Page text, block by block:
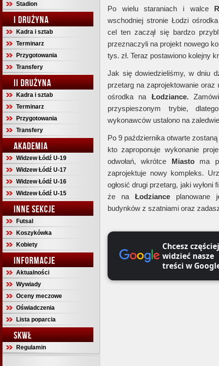
Stadion
I DRUŻYNA
Kadra i sztab
Terminarz
Przygotowania
Transfery
II DRUŻYNA
Kadra i sztab
Terminarz
Przygotowania
Transfery
AKADEMIA
Widzew Łódź U-19
Widzew Łódź U-17
Widzew Łódź U-16
Widzew Łódź U-15
INNE SEKCJE
Futsal
Koszykówka
Kobiety
INFORMACJE
Aktualności
Wywiady
Oceny meczowe
Oświadczenia
Lista poparcia
SKWŁ
Regulamin
Po wielu staraniach i walce
wschodniej stronie Łodzi
cel ten zaczął się bardzo
przeznaczyli na projekt nowego
tys. zł. Teraz postawiono kolejny
Jak się dowiedzieliśmy, w dniu
przetarg na zaprojektowanie
ośrodka na Łodziance.
przyspieszonym trybie,
wykonawców ustalono na
Po 9 października otwarte
kto zaproponuje wykonanie
odwołań, wkrótce Miastoma
zaprojektuje nowy kompleks.
ogłosić drugi przetarg, jaki
że na Łodziance planowane
budynków z szatniami oraz
Chcesz częściej
widzieć nasze
treści w